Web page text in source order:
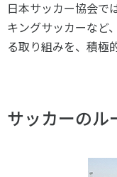
日本サッカー協会で
キングサッカーなど
る取り組みを、積極
サッカーのル